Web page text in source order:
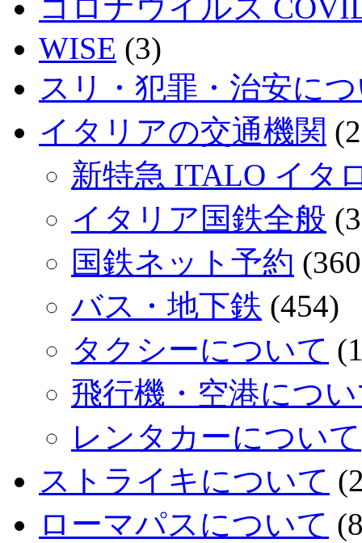
コロナウイルス
WISE (3)
スリ・犯罪・治安に
イタリアの交通機関
新特急 ITALO イタ
イタリア国鉄全般
国鉄ネット予約
バス・地下鉄 (454)
タクシーについて
飛行機・空港につ
レンタカーについて
ストライキについて
ローマパスについて